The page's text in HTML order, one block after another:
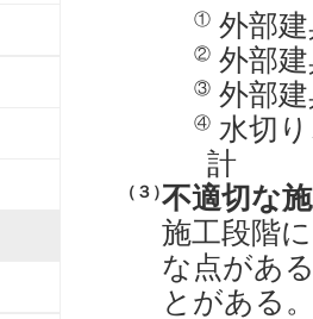
① 外部
② 外部
③ 外部
④ 水切
計
（３）不適切な
施工段階
な点があ
とがある